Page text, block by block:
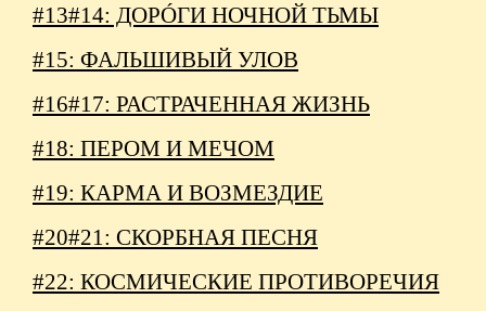
#13#14: ДОРÓГИ НОЧНОЙ ТЬМЫ
#15: ФАЛЬШИВЫЙ УЛОВ
#16#17: РАСТРАЧЕННАЯ ЖИЗНЬ
#18: ПЕРОМ И МЕЧОМ
#19: КАРМА И ВОЗМЕЗДИЕ
#20#21: СКОРБНАЯ ПЕСНЯ
#22: КОСМИЧЕСКИЕ ПРОТИВОРЕЧИЯ